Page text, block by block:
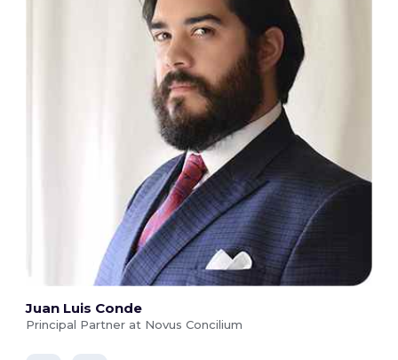
Juan Luis Conde
Principal Partner at Novus Concilium